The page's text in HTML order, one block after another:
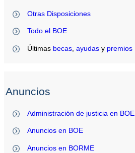
Otras Disposiciones
Todo el BOE
Últimas becas ,ayudas y premios
Anuncios
Administración de justicia en BOE
Anuncios en BOE
Anuncios en BORME